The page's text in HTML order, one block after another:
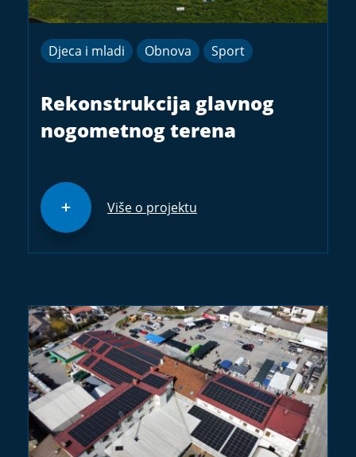
Djeca i mladi Obnova Sport
Rekonstrukcija glavnog
nogometnog terena
Više o projektu